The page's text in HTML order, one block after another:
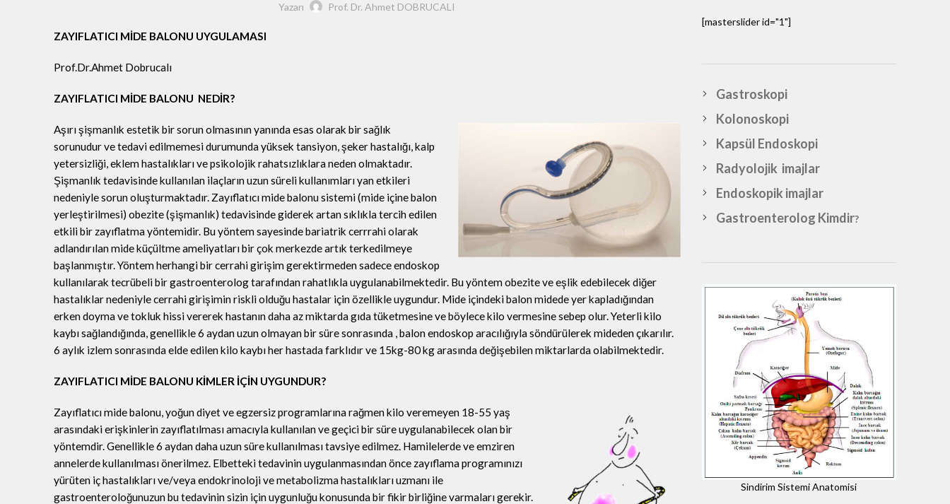
Yazarı Prof. Dr. Ahmet DOBRUCALI
ZAYIFLATICI MİDE BALONU UYGULAMASI
Prof.Dr.Ahmet Dobrucalı
ZAYIFLATICI MİDE BALONU NEDİR?
Aşırı şişmanlık estetik bir sorun olmasının yanında esas olarak bir sağlık
sorunudur ve tedavi edilmemesi durumunda yüksek tansiyon, şeker hastalığı, kalp
yetersizliği, eklem hastalıkları ve psikolojik rahatsızlıklara neden olmaktadır.
Şişmanlık tedavisinde kullanılan ilaçların uzun süreli kullanımları yan etkileri
nedeniyle sorun oluşturmaktadır. Zayıflatıcı mide balonu sistemi (mide içine balon
yerleştirilmesi) obezite (şişmanlık) tedavisinde giderek artan sıklıkla tercih edilen
etkili bir zayıflatma yöntemidir. Bu yöntem sayesinde bariatrik cerrrahi olarak
adlandırılan mide küçültme ameliyatları bir çok merkezde artık terkedilmeye
başlanmıştır. Yöntem herhangi bir cerrahi girişim gerektirmeden sadece endoskop
kullanılarak tecrübeli bir gastroenterolog tarafından rahatlıkla uygulanabilmektedir. Bu yöntem obezite ve eşlik edebilecek diğer
hastalıklar nedeniyle cerrahi girişimin riskli olduğu hastalar için özellikle uygundur. Mide içindeki balon midede yer kapladığından
erken doyma ve tokluk hissi vererek hastanın daha az miktarda gıda tüketmesine ve böylece kilo vermesine sebep olur. Yeterli kilo
kaybı sağlandığında, genellikle 6 aydan uzun olmayan bir süre sonrasında , balon endoskop aracılığıyla söndürülerek mideden çıkarılır.
6 aylık izlem sonrasında elde edilen kilo kaybı her hastada farklıdır ve 15kg-80 kg arasında değişebilen miktarlarda olabilmektedir.
ZAYIFLATICI MİDE BALONU KİMLER İÇİN UYGUNDUR?
Zayıflatıcı mide balonu, yoğun diyet ve egzersiz programlarına rağmen kilo veremeyen 18-55 yaş
arasındaki erişkinlerin zayıflatılması amacıyla kullanılan ve geçici bir süre uygulanabilecek olan bir
yöntemdir. Genellikle 6 aydan daha uzun süre kullanılması tavsiye edilmez. Hamilelerde ve emziren
annelerde kullanılması önerilmez. Elbetteki tedavinin uygulanmasından önce zayıflama programınızı
yürüten iç hastalıkları ve/veya endokrinoloji ve metabolizma hastalıkları uzmanı ile
gastroenteroloğunuzun bu tedavinin sizin için uygunluğu konusunda bir fikir birliğine varmaları gerekir.
[masterslider id="1"]
Gastroskopi
Kolonoskopi
Kapsül Endoskopi
Radyolojik imajlar
Endoskopik imajlar
Gastroenterolog Kimdir?
Sindirim Sistemi Anatomisi